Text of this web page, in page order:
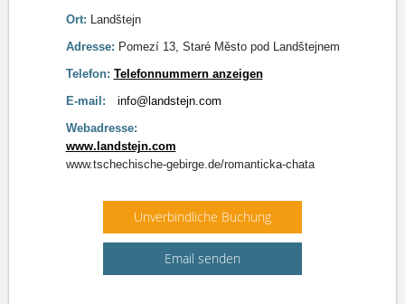
Ort: Landštejn
Adresse: Pomezí 13, Staré Město pod Landštejnem
Telefon: Telefonnummern anzeigen
E-mail:
info@landstejn.com
Webadresse:
www.landstejn.com
www.tschechische-gebirge.de/romanticka-chata
Unverbindliche Buchung
Email senden